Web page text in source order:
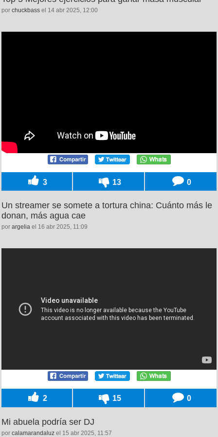
por chuckbass el 14 abr 2025, 12:00
3 13 0
Un streamer se somete a tortura china: Cuánto más le
donan, más agua cae
por argelia el 16 abr 2025, 11:09
2 15 0
Mi abuela podría ser DJ
por calamarandaluz el 15 abr 2025, 11:57